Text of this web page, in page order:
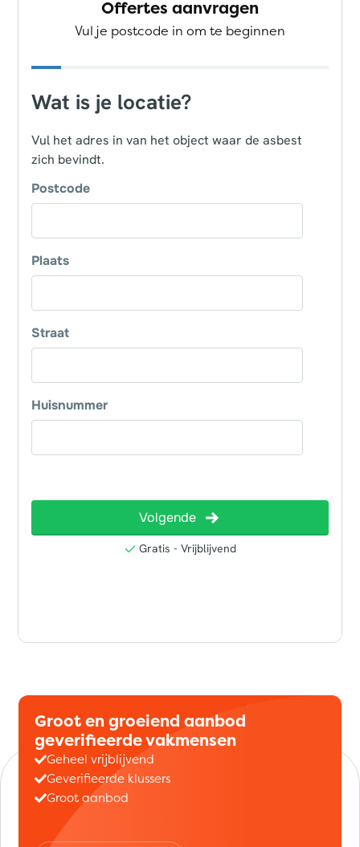
Offertes aanvragen
Vul je postcode in om te beginnen
Groot en groeiend aanbod
geverifieerde vakmensen
Geheel vrijblijvend
Geverifieerde klussers
Groot aanbod